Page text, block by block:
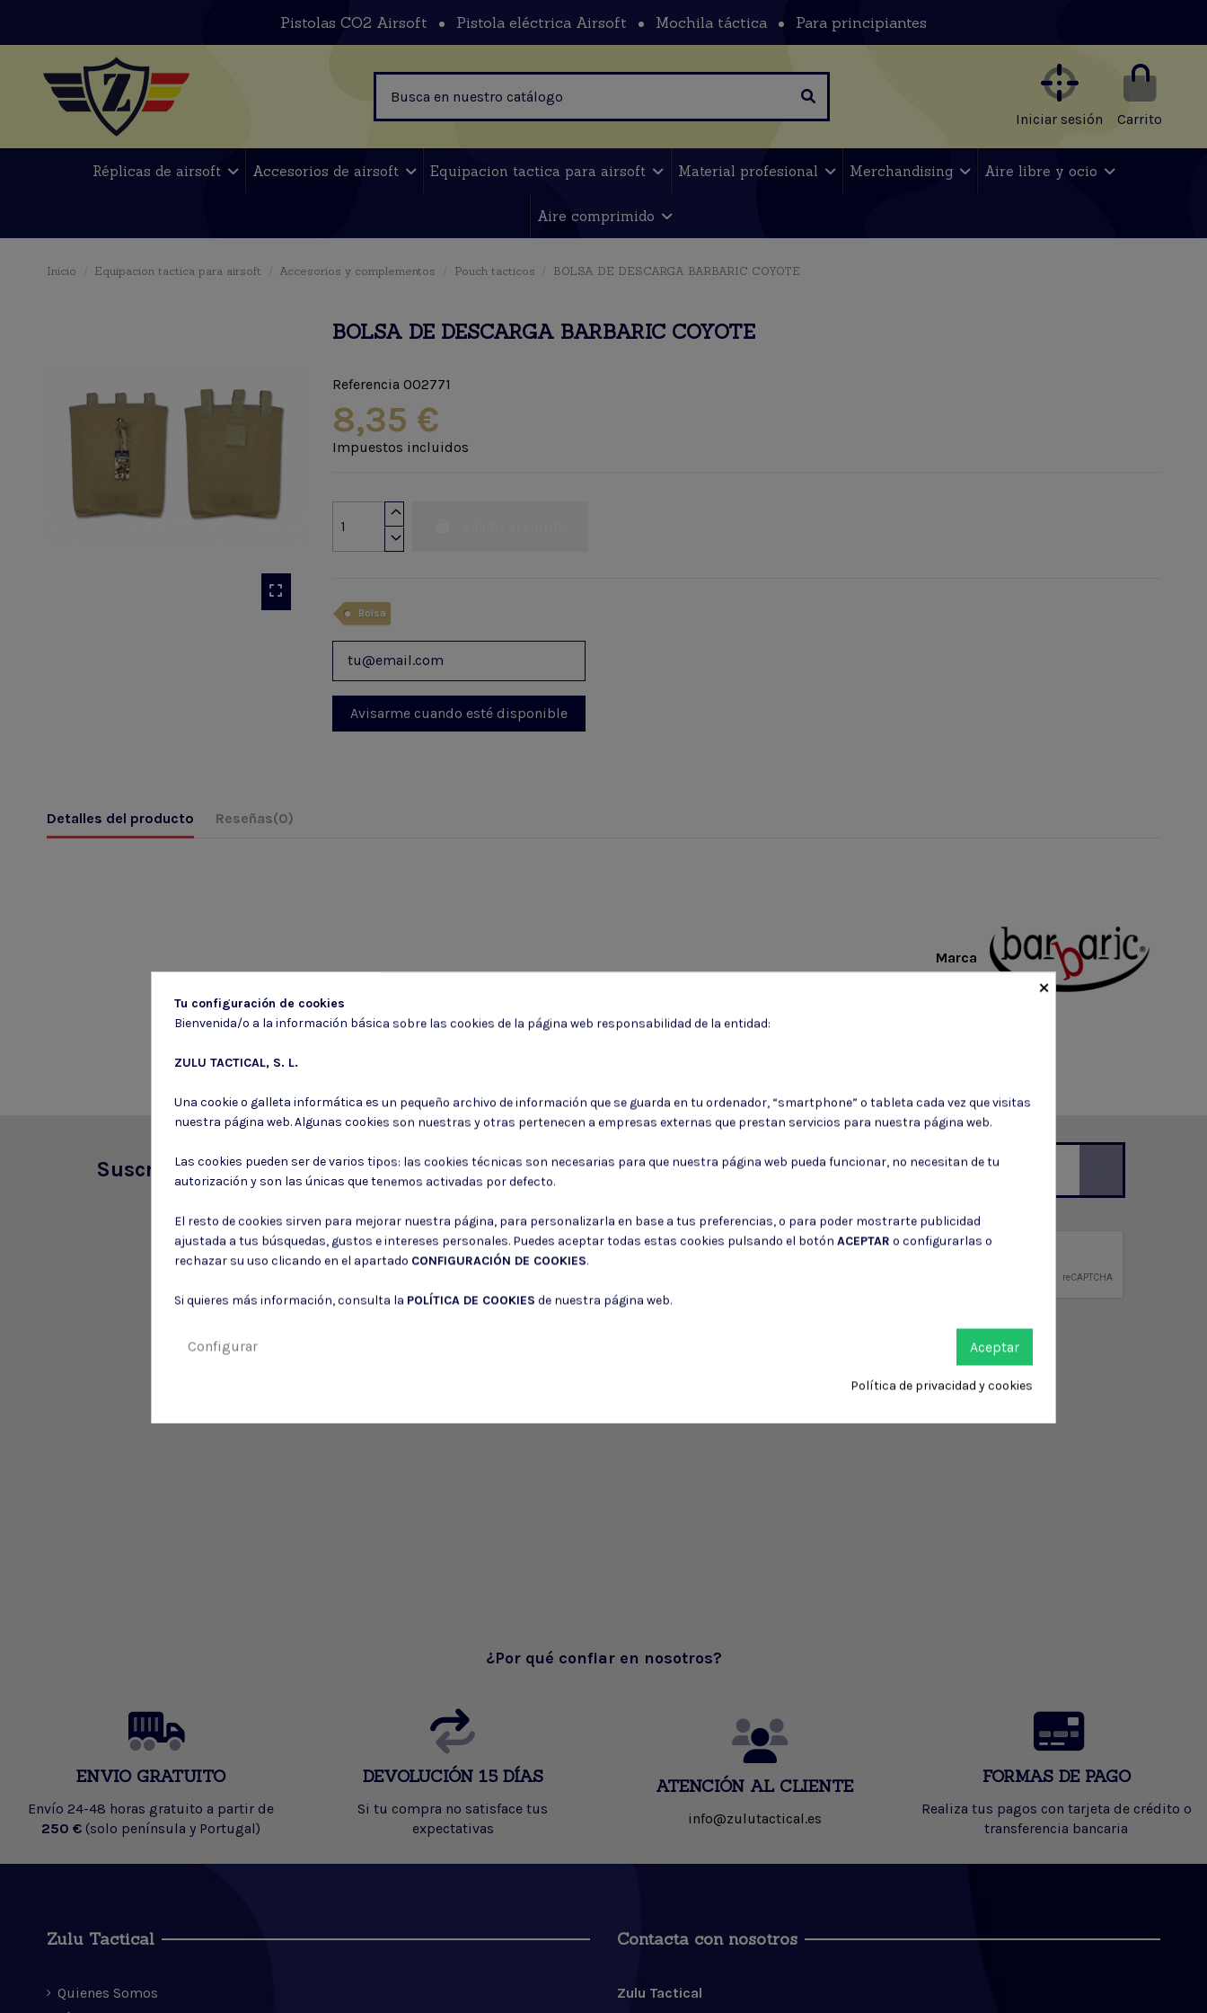
Pistolas CO2 Airsoft Pistola eléctrica Airsoft Mochila táctica Para principiantes
Iniciar sesión Carrito
Réplicas de airsoft Accesorios de airsoft Equipacion tactica para airsoft Material profesional Merchandising Aire libre y ocio
Aire comprimido
Inicio Equipacion tactica para airsoft Accesorios y complementos Pouch tacticos BOLSA DE DESCARGA BARBARIC COYOTE
BOLSA DE DESCARGA BARBARIC COYOTE
Referencia 002771
8,35 €
Impuestos incluidos
Bolsa
Detalles del producto Reseñas(0)
Marca
Suscríbete a nuestro boletín
Consiento el uso de mis datos para los fines indicados en la
¿Por qué confiar en nosotros?
ENVIO GRATUITO
Envío 24-48 horas gratuito a partir de
250 € (solo península y Portugal)
DEVOLUCIÓN 15 DÍAS
Si tu compra no satisface tus
expectativas
ATENCIÓN AL CLIENTE
info@zulutactical.es
FORMAS DE PAGO
Realiza tus pagos con tarjeta de crédito o
transferencia bancaria
Zulu Tactical
Quienes Somos
Contacta con nosotros
Zulu Tactical
×
Tu configuración de cookies
Bienvenida/o a la información básica sobre las cookies de la página web responsabilidad de la entidad:
ZULU TACTICAL, S. L.
Una cookie o galleta informática es un pequeño archivo de información que se guarda en tu ordenador, “smartphone” o tableta cada vez que visitas
nuestra página web. Algunas cookies son nuestras y otras pertenecen a empresas externas que prestan servicios para nuestra página web.
Las cookies pueden ser de varios tipos: las cookies técnicas son necesarias para que nuestra página web pueda funcionar, no necesitan de tu
autorización y son las únicas que tenemos activadas por defecto.
El resto de cookies sirven para mejorar nuestra página, para personalizarla en base a tus preferencias, o para poder mostrarte publicidad
ajustada a tus búsquedas, gustos e intereses personales. Puedes aceptar todas estas cookies pulsando el botón ACEPTAR o configurarlas o
rechazar su uso clicando en el apartado CONFIGURACIÓN DE COOKIES.
Si quieres más información, consulta la POLÍTICA DE COOKIES de nuestra página web.
Aceptar
Configurar
Política de privacidad y cookies